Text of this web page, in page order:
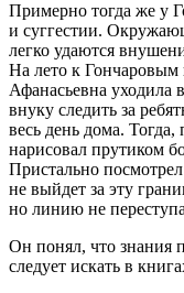
Примерно тогда же у
и суггестии.
легко удаются
На лето к
Афанасьевна уходила
внуку следить за
весь день дома.
нарисовал прутиком
Пристально
не выйдет за эту
но линию не
Он понял, что знания
следует искать в